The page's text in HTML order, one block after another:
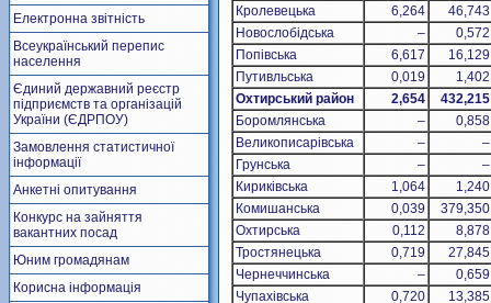
Електронна звітність
Всеукраїнський перепис
населення
Єдиний державний реєстр
підприємств та організацій
України (ЄДРПОУ)
Замовлення статистичної
інформації
Анкетні опитування
Конкурс на зайняття
вакантних посад
Юним громадянам
Корисна інформація
Кролевецька
6,264
46,743
Новослобідська
–
0,572
Попівська
6,617
16,129
Путивльська
0,019
1,402
Охтирський район
2,654
432,215
Боромлянська
–
0,858
Великописарівська
–
–
Грунська
–
–
Кириківська
1,064
1,240
Комишанська
0,039
379,350
Охтирська
0,112
8,878
Тростянецька
0,719
27,845
Чернеччинська
–
0,659
Чупахівська
0,720
13,385